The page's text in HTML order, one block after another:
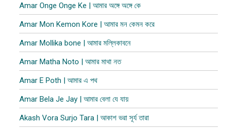
Amar Onge Onge Ke | আমার অঙ্গে অঙ্গে কে
Amar Mon Kemon Kore | আমার মন কেমন করে
Amar Mollika bone | আমার মল্লিকাবনে
Amar Matha Noto | আমার মাথা নত
Amar E Poth | আমার এ পথ
Amar Bela Je Jay | আমার বেলা যে যায়
Akash Vora Surjo Tara | আকাশ ভরা সূর্য তারা